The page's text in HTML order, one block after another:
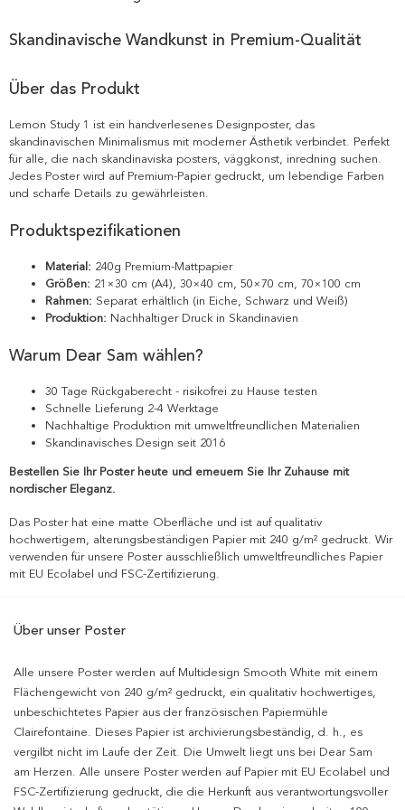
Skandinavische Wandkunst in Premium-Qualität
Über das Produkt
Lemon Study 1 ist ein handverlesenes Designposter, das
skandinavischen Minimalismus mit moderner Ästhetik verbindet. Perfekt
für alle, die nach skandinaviska posters, väggkonst, inredning suchen.
Jedes Poster wird auf Premium-Papier gedruckt, um lebendige Farben
und scharfe Details zu gewährleisten.
Produktspezifikationen
Material: 240g Premium-Mattpapier
Größen: 21×30 cm (A4), 30×40 cm, 50×70 cm, 70×100 cm
Rahmen: Separat erhältlich (in Eiche, Schwarz und Weiß)
Produktion: Nachhaltiger Druck in Skandinavien
Warum Dear Sam wählen?
30 Tage Rückgaberecht - risikofrei zu Hause testen
Schnelle Lieferung 2-4 Werktage
Nachhaltige Produktion mit umweltfreundlichen Materialien
Skandinavisches Design seit 2016
Bestellen Sie Ihr Poster heute und erneuern Sie Ihr Zuhause mit
nordischer Eleganz.
Das Poster hat eine matte Oberfläche und ist auf qualitativ
hochwertigem, alterungsbeständigen Papier mit 240 g/m² gedruckt. Wir
verwenden für unsere Poster ausschließlich umweltfreundliches Papier
mit EU Ecolabel und FSC-Zertifizierung.
Über unser Poster
Alle unsere Poster werden auf Multidesign Smooth White mit einem
Flächengewicht von 240 g/m² gedruckt, ein qualitativ hochwertiges,
unbeschichtetes Papier aus der französischen Papiermühle
Clairefontaine. Dieses Papier ist archivierungsbeständig, d. h., es
vergilbt nicht im Laufe der Zeit. Die Umwelt liegt uns bei Dear Sam
am Herzen. Alle unsere Poster werden auf Papier mit EU Ecolabel und
FSC-Zertifizierung gedruckt, die die Herkunft aus verantwortungsvoller